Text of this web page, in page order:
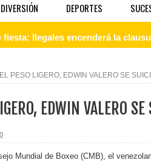
DIVERSIÓN DEPORTES
fiesta: Ilegales encenderá la
Guerra se acompaña del coro
y del Caribe
PESO LIGERO, EDWIN VALERO SE
EDWIN VALERO
Mundial de Boxeo (CMB), el